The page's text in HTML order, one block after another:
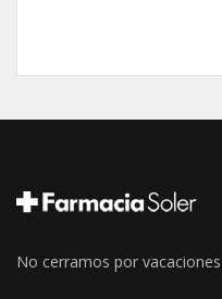
No cerramos por vacaciones